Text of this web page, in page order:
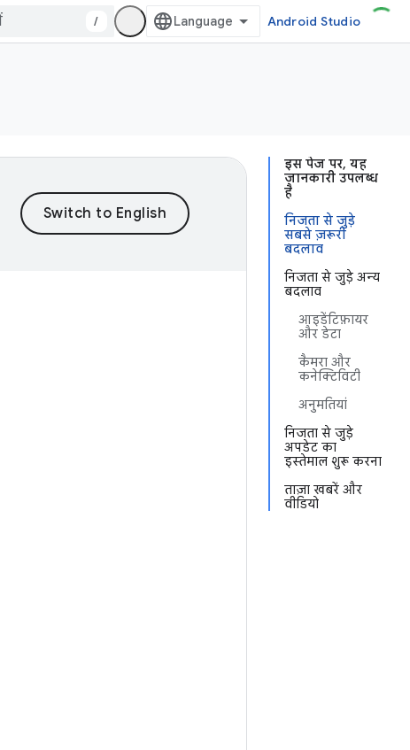
/ Android Studio
इस पेज पर, यह
जानकारी उपलब्ध
है
निजता से जुड़े
सबसे ज़रूरी
बदलाव
निजता से जुड़े अन्य
बदलाव
आइडेंटिफ़ायर
और डेटा
कैमरा और
कनेक्टिविटी
अनुमतियां
निजता से जुड़े
अपडेट का
इस्तेमाल शुरू करना
ताज़ा खबरें और
वीडियो